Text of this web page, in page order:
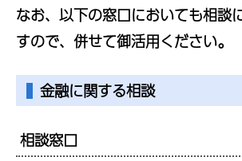
なお、以下の窓口においても相談
すので、併せて御活用ください。
金融に関する相談
相談窓口